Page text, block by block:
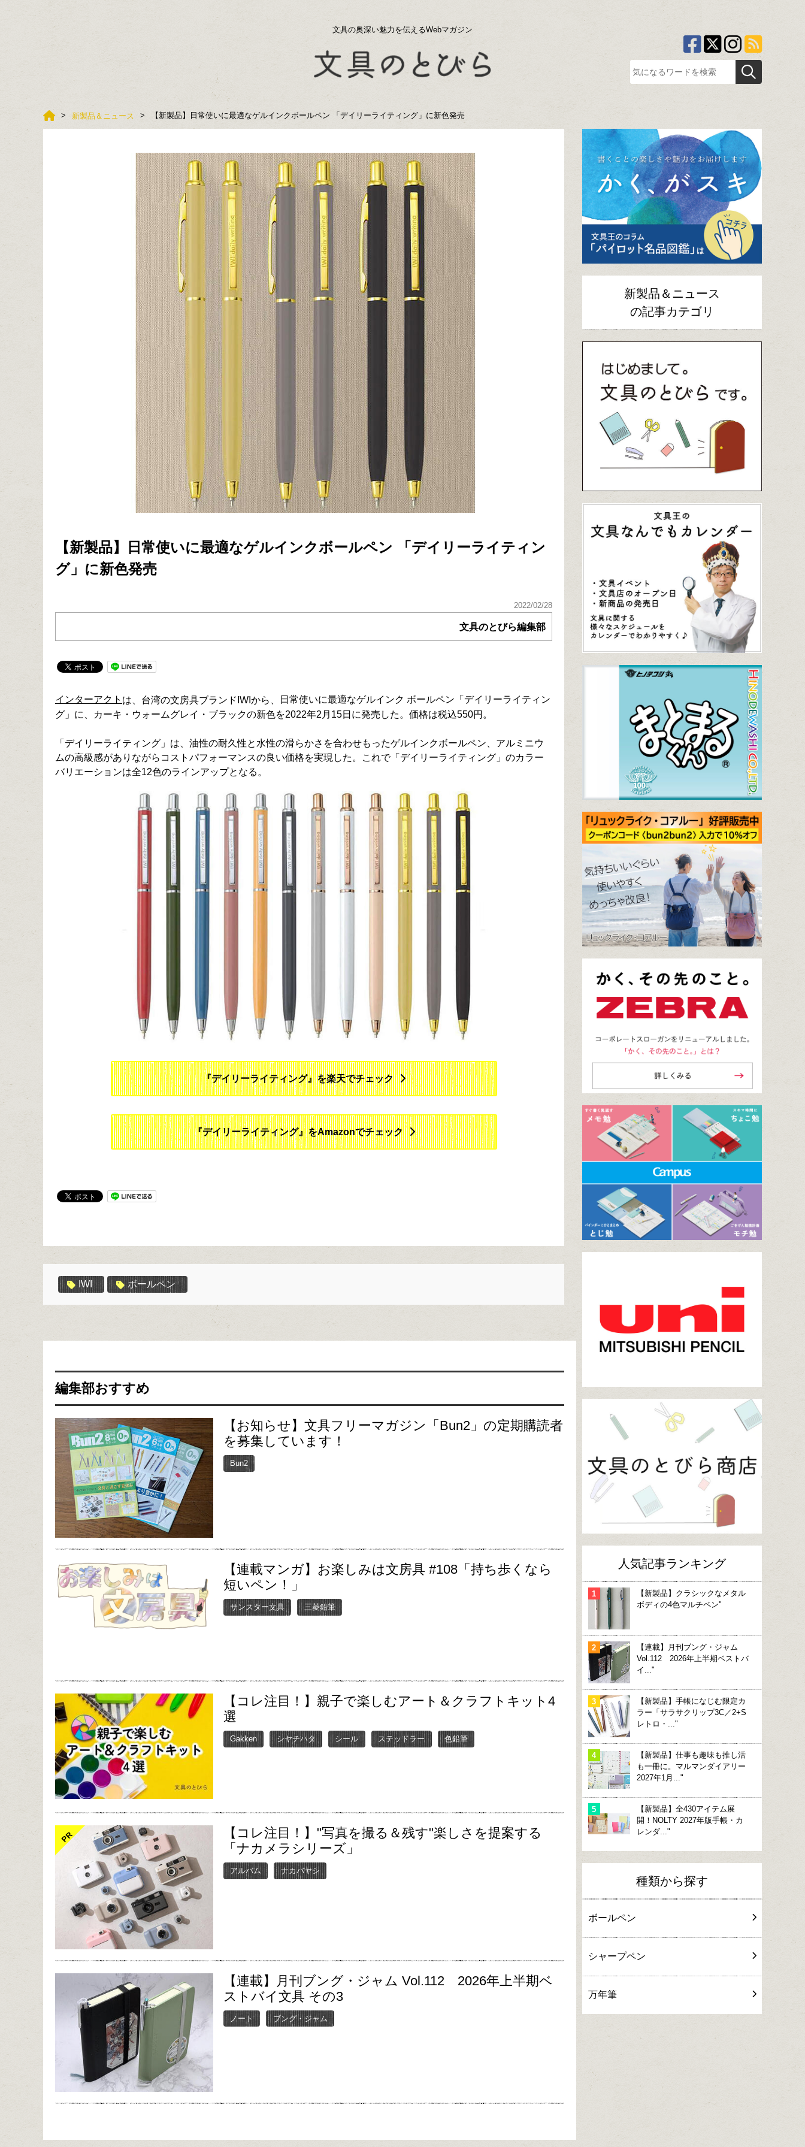
文具の奥深い魅力を伝えるWebマガジン
新製品＆ニュース 【新製品】日常使いに最適なゲルインクボールペン 「デイリーライティング」に新色発売
【新製品】日常使いに最適なゲルインクボールペン 「デイリーライティン
グ」に新色発売
2022/02/28
文具のとびら編集部
インターアクト は、台湾の文房具ブランドIWIから、
日常使いに最適なゲルインク ボールペン「デイリーライティン
グ」に、カーキ・ウォームグレイ・ブラックの新色を2022年2月15日に発売した。価格は税込550円。
「デイリーライティング」は、油性の耐久性と水性の滑らかさを合わせもったゲルインクボールペン、アルミニウ
ムの高級感がありながらコストパフォーマンスの良い価格を実現した。これで「デイリーライティング」のカラー
バリエーションは全12色のラインアップとなる。
『デイリーライティング』を楽天でチェック
『デイリーライティング』をAmazonでチェック
IWI ボールペン
編集部おすすめ
【お知らせ】文具フリーマガジン「Bun2」の定期購読者
を募集しています！
Bun2
【連載マンガ】お楽しみは文房具 #108「持ち歩くなら
短いペン！」
サンスター文具 三菱鉛筆
【コレ注目！】親子で楽しむアート＆クラフトキット4
選
Gakken シヤチハタ シール ステッドラー 色鉛筆
PR
【コレ注目！】"写真を撮る＆残す"楽しさを提案する
「ナカメラシリーズ」
アルバム ナカバヤシ
【連載】月刊ブング・ジャム Vol.112 2026年上半期ベ
ストバイ文具 その3
ノート ブング・ジャム
新製品＆ニュース
の記事カテゴリ
人気記事ランキング
【新製品】クラシックなメタル
ボディの4色マルチペン"
【連載】月刊ブング・ジャム
Vol.112 2026年上半期ベストバ
イ..."
【新製品】手帳になじむ限定カ
ラー「サラサクリップ3C／2+S
レトロ・..."
【新製品】仕事も趣味も推し活
も一冊に。マルマンダイアリー
2027年1月..."
【新製品】全430アイテム展
開！NOLTY 2027年版手帳・カ
レンダ..."
種類から探す
ボールペン
シャープペン
万年筆